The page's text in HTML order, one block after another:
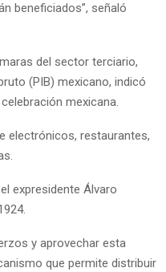
beneficiados”, señaló
del sector terciario,
(PIB) mexicano, indicó
mexicana.
electrónicos, restaurantes,
expresidente Álvaro
y aprovechar esta
que permite distribuir